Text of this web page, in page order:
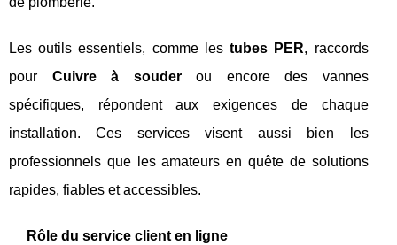
Les outils essentiels, comme lestubes PER, raccords
pour Cuivre à souderou encore des vannes
spécifiques, répondent aux exigences de chaque
installation. Ces services visent aussi bien les
professionnels que les amateurs en quête de solutions
rapides, fiables et accessibles.
Rôle du service client en ligne